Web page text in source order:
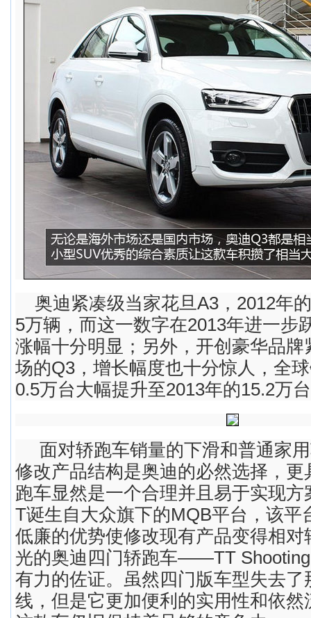
奥迪紧凑级当家花旦A3，2012年
5万辆，而这一数字在2013年进一步
涨幅十分明显；另外，开创豪华品牌
场的Q3，增长幅度也十分惊人，全
0.5万台大幅提升至2013年的15.2万
面对轿跑车销量的下滑和普通家
修改产品结构是奥迪的必然选择，更
跑车显然是一个合理并且易于实现
T诞生自大众旗下的MQB平台，该平
低廉的优势使修改现有产品变得相对
光的奥迪四门轿跑车——TT
有力的佐证。虽然四门版车型失去了
线，但是它更加便利的实用性和依然